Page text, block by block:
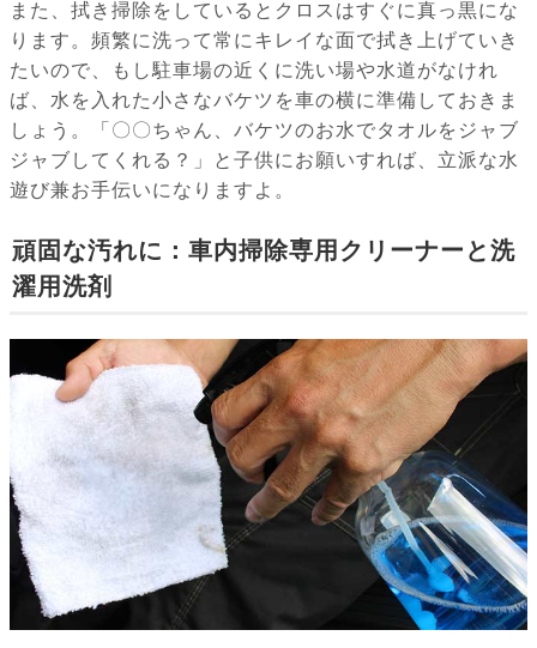
また、拭き掃除をしているとクロスはすぐに真っ黒にな
ります。頻繁に洗って常にキレイな面で拭き上げていき
たいので、もし駐車場の近くに洗い場や水道がなけれ
ば、水を入れた小さなバケツを車の横に準備しておきま
しょう。「〇〇ちゃん、バケツのお水でタオルをジャブ
ジャブしてくれる？」と子供にお願いすれば、立派な水
遊び兼お手伝いになりますよ。
頑固な汚れに：車内掃除専用クリーナーと洗
濯用洗剤